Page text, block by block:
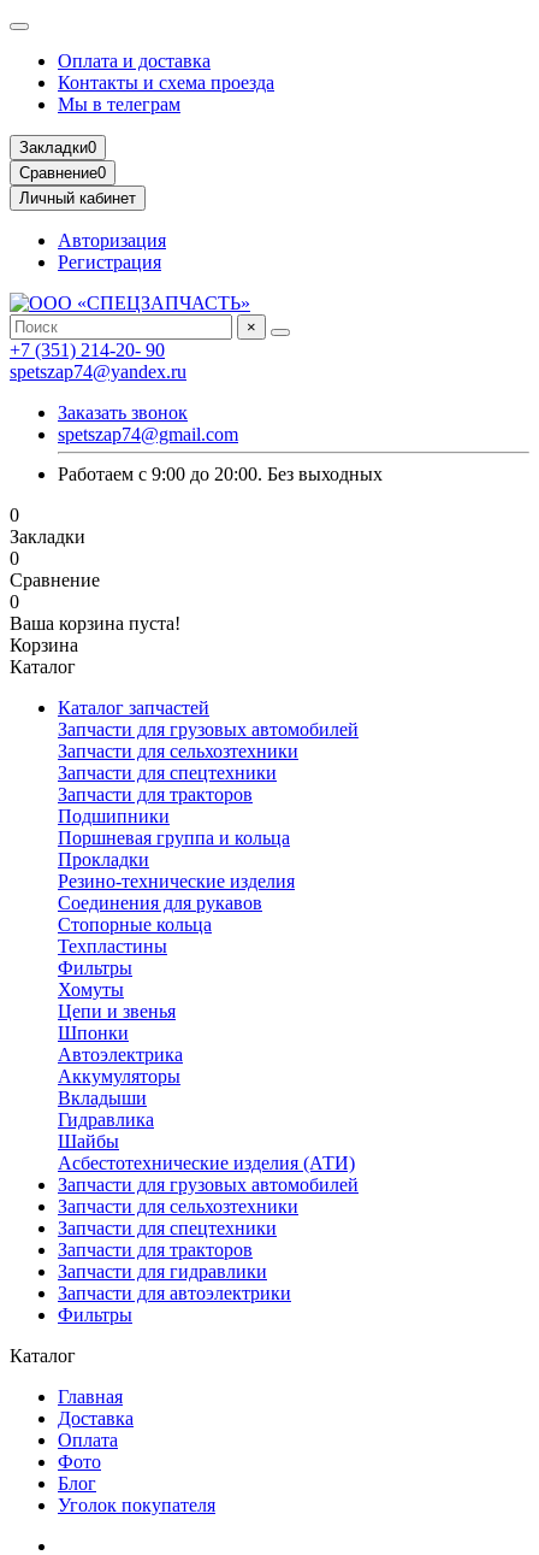
Оплата и доставка
Контакты и схема проезда
Мы в телеграм
Закладки0
Сравнение0
Личный кабинет
Авторизация
Регистрация
×
+7 (351) 214-20- 90
spetszap74@yandex.ru
Заказать звонок
spetszap74@gmail.com
Работаем с 9:00 до 20:00. Без выходных
0
Закладки
0
Сравнение
0
Ваша корзина пуста!
Корзина
Каталог
Каталог запчастей
Запчасти для грузовых автомобилей
Запчасти для сельхозтехники
Запчасти для спецтехники
Запчасти для тракторов
Подшипники
Поршневая группа и кольца
Прокладки
Резино-технические изделия
Соединения для рукавов
Стопорные кольца
Техпластины
Фильтры
Хомуты
Цепи и звенья
Шпонки
Автоэлектрика
Аккумуляторы
Вкладыши
Гидравлика
Шайбы
Асбестотехнические изделия (АТИ)
Запчасти для грузовых автомобилей
Запчасти для сельхозтехники
Запчасти для спецтехники
Запчасти для тракторов
Запчасти для гидравлики
Запчасти для автоэлектрики
Фильтры
Каталог
Главная
Доставка
Оплата
Фото
Блог
Уголок покупателя